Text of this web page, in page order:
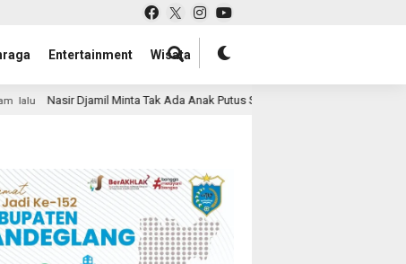
Entertainment Wisata
Tak Ada Anak Putus Sekolah Karena Ekonomi